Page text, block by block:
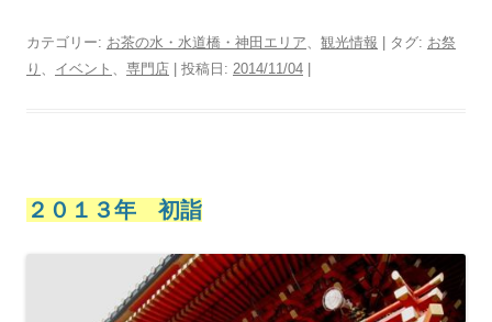
カテゴリー: お茶の水・水道橋・神田エリア 観光情報 | タグ: お祭
り
イベント 専門店 | 投稿日: 2014/11/04
２０１３年 初詣